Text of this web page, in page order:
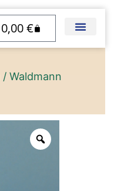
0,00€Warenkorb
/ Waldmann